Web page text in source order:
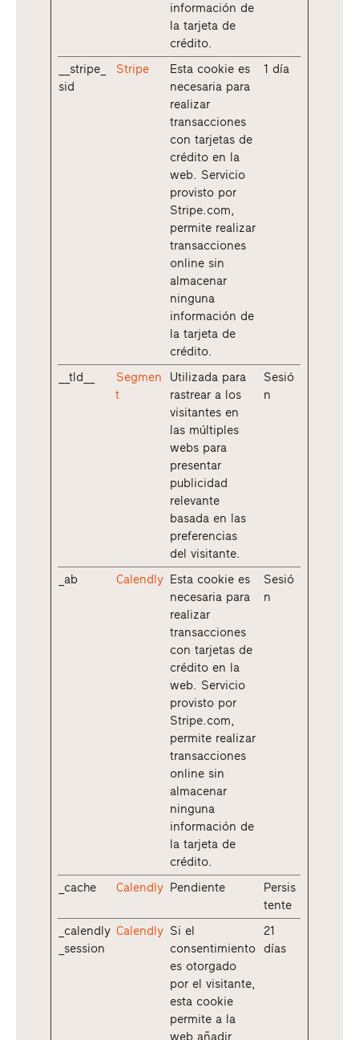
información de
la tarjeta de
crédito.
__stripe_
sid
Stripe
Esta cookie es
necesaria para
realizar
transacciones
con tarjetas de
crédito en la
web. Servicio
provisto por
Stripe.com,
permite realizar
transacciones
online sin
almacenar
ninguna
información de
la tarjeta de
crédito.
1 día
__tld__
Segmen
t
Utilizada para
rastrear a los
visitantes en
las múltiples
webs para
presentar
publicidad
relevante
basada en las
preferencias
del visitante.
Sesió
n
_ab Calendly Esta cookie es
necesaria para
realizar
transacciones
con tarjetas de
crédito en la
web. Servicio
provisto por
Stripe.com,
permite realizar
transacciones
online sin
almacenar
ninguna
información de
la tarjeta de
crédito.
Sesió
n
_cache Calendly Pendiente
Persis
tente
_calendly
_session
Calendly Si el
consentimiento
es otorgado
por el visitante,
esta cookie
permite a la
web añadir
21
días